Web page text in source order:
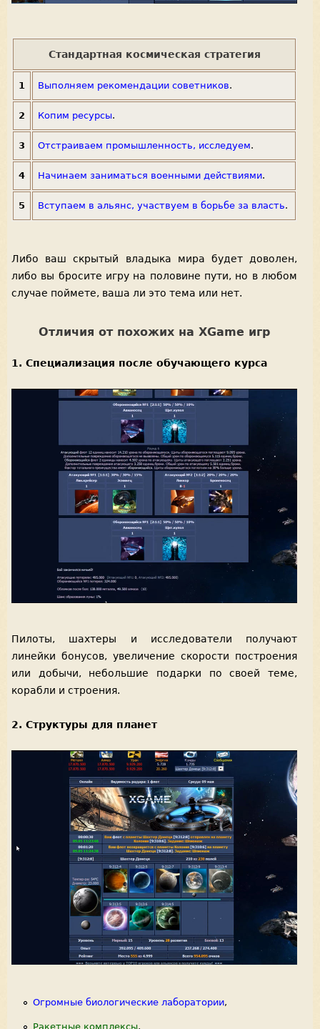
Стандартная космическая стратегия
1 Выполняем рекомендации советников.
2 Копим ресурсы.
3 Отстраиваем промышленность, исследуем.
4 Начинаем заниматься военными действиями.
5 Вступаем в альянс, участвуем в борьбе за власть.
Либо ваш скрытый владыка мира будет доволен,
либо вы бросите игру на половине пути, но в любом
случае поймете, ваша ли это тема или нет.
Отличия от похожих на XGame игр
1. Специализация после обучающего курса
Пилоты, шахтеры и исследователи получают
линейки бонусов, увеличение скорости построения
или добычи, небольшие подарки по своей теме,
корабли и строения.
2. Структуры для планет
Огромные биологические лаборатории,
Ракетные комплексы,